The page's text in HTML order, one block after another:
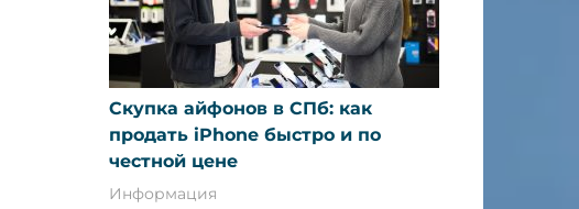
Скупка айфонов в СПб: как
продать iPhone быстро и по
честной цене
Информация